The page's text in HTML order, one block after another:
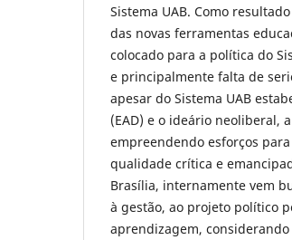
Sistema UAB. Como
das novas ferramentas
colocado para a política do
e principalmente falta de
apesar do Sistema UAB
(EAD) e o ideário neoliberal,
empreendendo esforços
qualidade crítica e
Brasília, internamente vem
à gestão, ao projeto político
aprendizagem,